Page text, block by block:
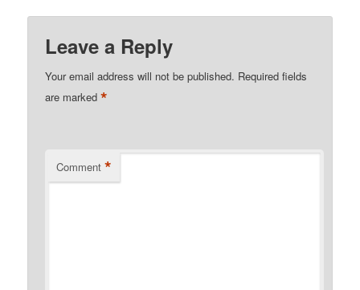
Leave a Reply
Your email address will not be published. Required fields
are marked*
Comment *